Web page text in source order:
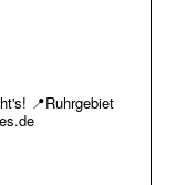
📍Ruhrgebiet